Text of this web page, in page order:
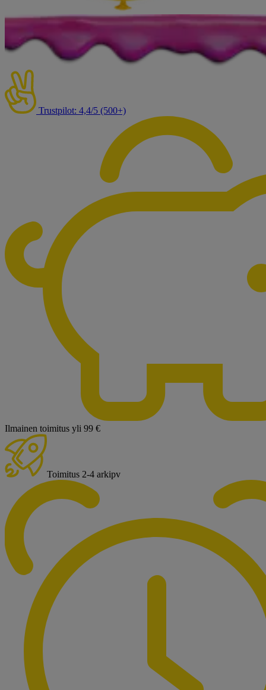
Trustpilot: 4,4/5 (500+)
Ilmainen toimitus yli 99 €
Toimitus 2-4 arkipv